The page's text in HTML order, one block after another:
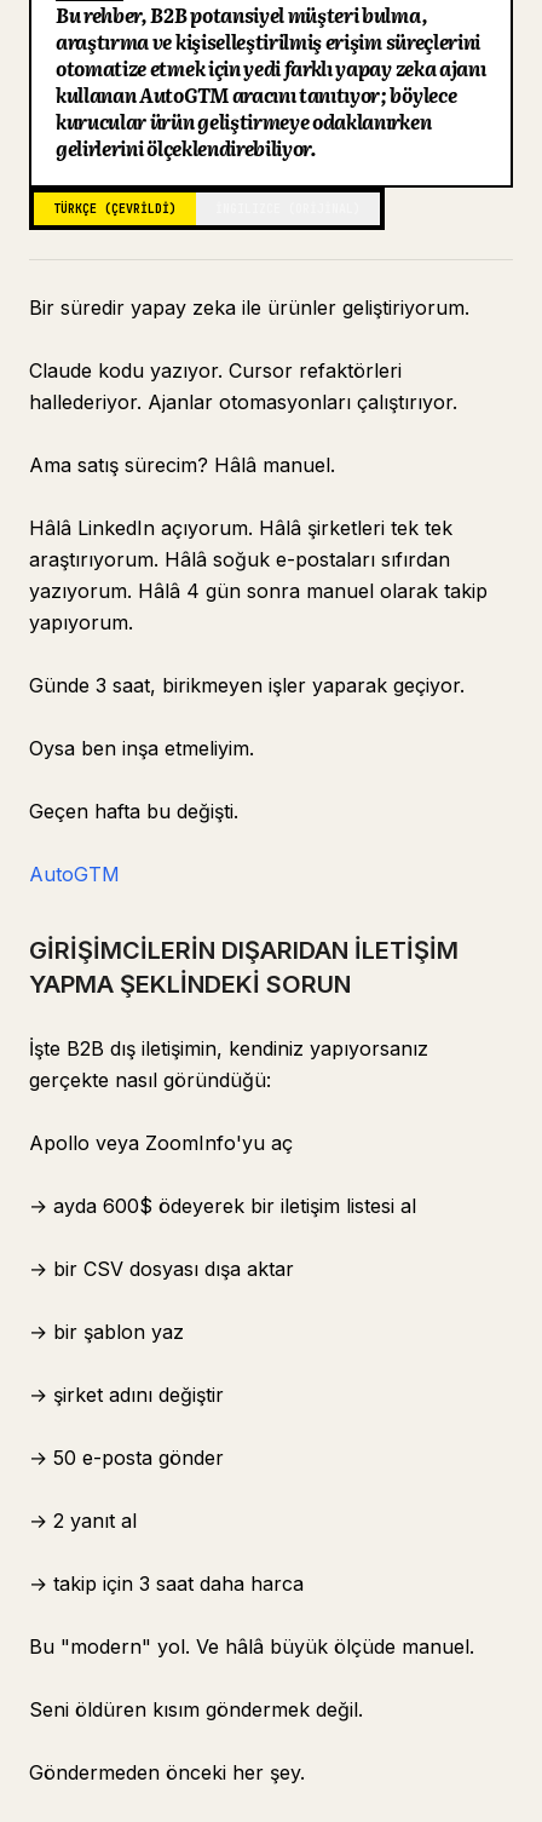
Blog
Güncellemeler
Bu rehber, B2B potansiyel müşteri bulma,
araştırma ve kişiselleştirilmiş erişim süreçlerini
otomatize etmek için yedi farklı yapay zeka ajanı
kullanan AutoGTM aracını tanıtıyor; böylece
kurucular ürün geliştirmeye odaklanırken
gelirlerini ölçeklendirebiliyor.
TÜRKÇE (ÇEVRILDI)
Bir süredir yapay zeka ile ürünler geliştiriyorum.
Claude kodu yazıyor. Cursor refaktörleri
hallederiyor. Ajanlar otomasyonları çalıştırıyor.
Ama satış sürecim? Hâlâ manuel.
Hâlâ LinkedIn açıyorum. Hâlâ şirketleri tek tek
araştırıyorum. Hâlâ soğuk e-postaları sıfırdan
yazıyorum. Hâlâ 4 gün sonra manuel olarak takip
yapıyorum.
Günde 3 saat, birikmeyen işler yaparak geçiyor.
Oysa ben inşa etmeliyim.
Geçen hafta bu değişti.
AutoGTM
GİRİŞİMCİLERİN DIŞARIDAN İLETİŞİM
YAPMA ŞEKLİNDEKİ SORUN
İşte B2B dış iletişimin, kendiniz yapıyorsanız
gerçekte nasıl göründüğü:
Apollo veya ZoomInfo'yu aç
→ ayda 600$ ödeyerek bir iletişim listesi al
→ bir CSV dosyası dışa aktar
→ bir şablon yaz
→ şirket adını değiştir
→ 50 e-posta gönder
→ 2 yanıt al
→ takip için 3 saat daha harca
Bu "modern" yol. Ve hâlâ büyük ölçüde manuel.
Seni öldüren kısım göndermek değil.
Göndermeden önceki her şey.